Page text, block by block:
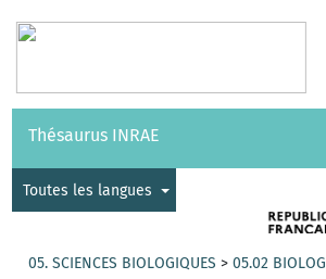
Vocabulaires API
Thésaurus INRAE
Toutes les langues
05. SCIENCES BIOLOGIQUES >05.02